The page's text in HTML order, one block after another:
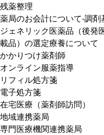
残薬整理
薬局のお会計について-調剤
ジェネリック医薬品（後発
載品）の選定療養について
かかりつけ薬剤師
オンライン服薬指導
リフィル処方箋
電子処方箋
在宅医療（薬剤師訪問）
地域連携薬局
専門医療機関連携薬局